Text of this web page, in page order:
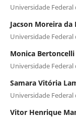
Universidade Federal
Jacson Moreira da
Universidade Federal
Monica Bertoncelli
Universidade Federal
Samara Vitória
Universidade Federal
Vitor Henrique